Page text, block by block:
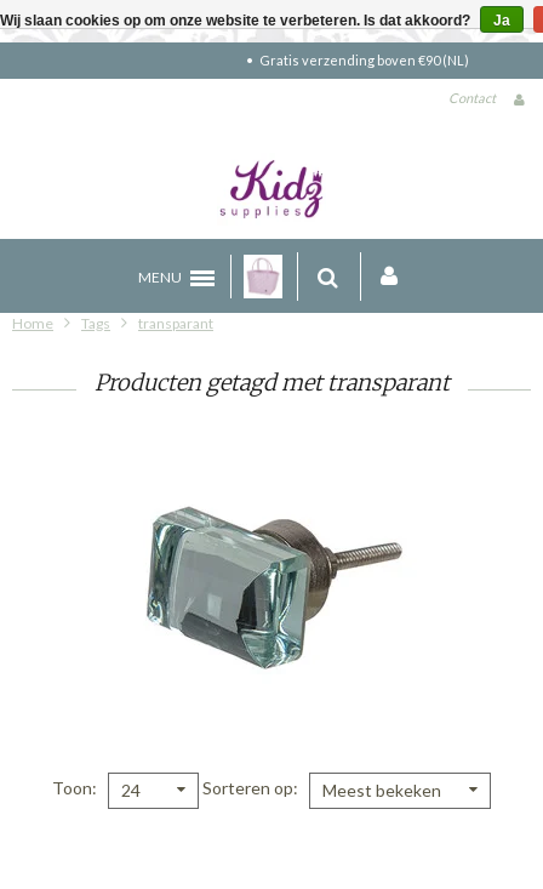
Gratis verzending boven €90 (NL)
Contact
MENU
Home Tags transparant
Producten getagd met transparant
Toon 24 Sorteren op Meest bekeken
Wij slaan cookies op om onze website te verbeteren. Is dat akkoord? Ja